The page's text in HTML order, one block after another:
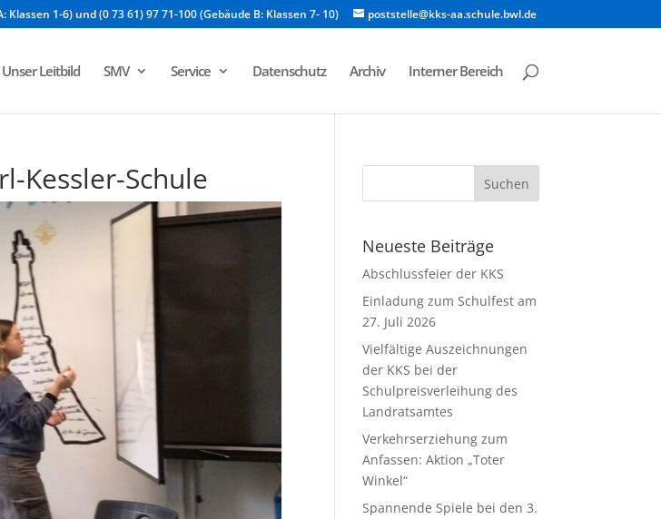
Klassen 1-6) und (0 73 61) 97 71-100 (Gebäude B: Klassen 7- 10) poststelle@kks-aa.schule.bwl.de
Unser Leitbild SMV Service Datenschutz Archiv Interner Bereich
Kessler-Schule
Neueste Beiträge
Abschlussfeier der KKS
Einladung zum Schulfest am
27. Juli 2026
Vielfältige Auszeichnungen
der KKS bei der
Schulpreisverleihung des
Landratsamtes
Verkehrserziehung zum
Anfassen: Aktion „Toter
Winkel“
Spannende Spiele bei den 3.